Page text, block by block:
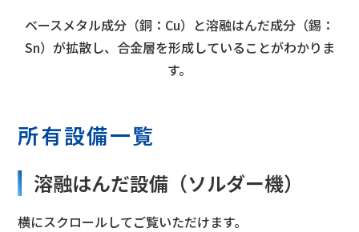
ベースメタル成分（銅：Cu）と溶融はんだ成分（錫：
Sn）が拡散し、合金層を形成していることがわかりま
す。
所有設備一覧
溶融はんだ設備（ソルダー機）
横にスクロールしてご覧いただけます。